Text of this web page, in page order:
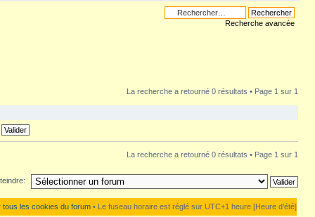
Recherche avancée
La recherche a retourné 0 résultats • Page 1 sur 1
La recherche a retourné 0 résultats • Page 1 sur 1
tous les cookies du forum • Le fuseau horaire est réglé sur UTC+1 heure [Heure d’été]